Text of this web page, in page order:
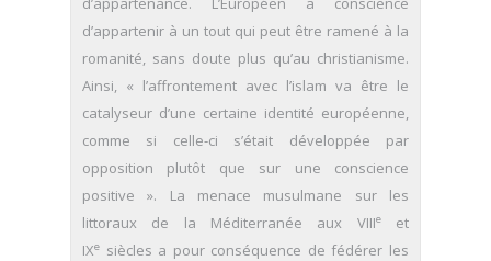
d’appartenir à un tout qui peut être ramené à la
romanité, sans doute plus qu’au christianisme.
Ainsi, « l’affrontement avec l’islam va être le
catalyseur d’une certaine identité européenne,
comme si celle-ci s’était développée par
opposition plutôt que sur une conscience
positive ». La menace musulmane sur les
littoraux de la Méditerranée aux VIIIeet
IXe siècles a pour conséquence de fédérer les